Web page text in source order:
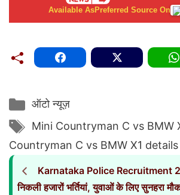
Available AsPreferred Source On
Categories
ऑटो न्यूज़
Tags
Mini Countryman C vs BMW
Countryman C vs BMW X1 details
Karnataka Police Recruitment
निकली हजारों भर्तियां, युवाओं के लिए सुनहरा